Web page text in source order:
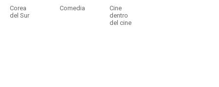
Corea
del Sur
Comedia
Cine
dentro
del cine